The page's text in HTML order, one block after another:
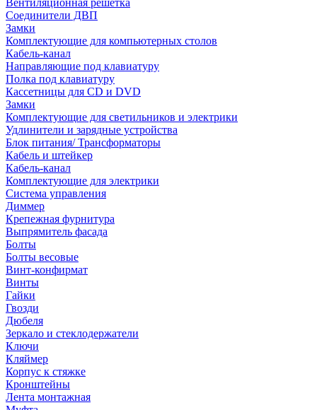
Вентиляционная решетка
Соединители ДВП
Замки
Комплектующие для компьютерных столов
Кабель-канал
Направляющие под клавиатуру
Полка под клавиатуру
Кассетницы для CD и DVD
Замки
Комплектующие для светильников и электрики
Удлинители и зарядные устройства
Блок питания/ Трансформаторы
Кабель и штейкер
Кабель-канал
Комплектующие для электрики
Система управления
Диммер
Крепежная фурнитура
Выпрямитель фасада
Болты
Болты весовые
Винт-конфирмат
Винты
Гайки
Гвозди
Дюбеля
Зеркало и стеклодержатели
Ключи
Кляймер
Корпус к стяжке
Кронштейны
Лента монтажная